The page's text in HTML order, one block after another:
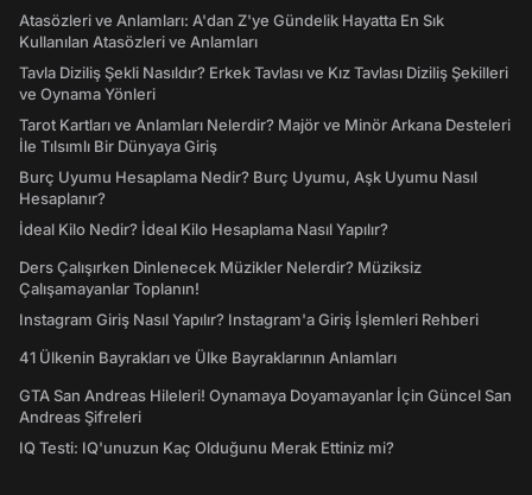
Atasözleri ve Anlamları: A'dan Z'ye Gündelik Hayatta En Sık
Kullanılan Atasözleri ve Anlamları
Tavla Diziliş Şekli Nasıldır? Erkek Tavlası ve Kız Tavlası Diziliş Şekilleri
ve Oynama Yönleri
Tarot Kartları ve Anlamları Nelerdir? Majör ve Minör Arkana Desteleri
İle Tılsımlı Bir Dünyaya Giriş
Burç Uyumu Hesaplama Nedir? Burç Uyumu, Aşk Uyumu Nasıl
Hesaplanır?
İdeal Kilo Nedir? İdeal Kilo Hesaplama Nasıl Yapılır?
Ders Çalışırken Dinlenecek Müzikler Nelerdir? Müziksiz
Çalışamayanlar Toplanın!
Instagram Giriş Nasıl Yapılır? Instagram'a Giriş İşlemleri Rehberi
41 Ülkenin Bayrakları ve Ülke Bayraklarının Anlamları
GTA San Andreas Hileleri! Oynamaya Doyamayanlar İçin Güncel San
Andreas Şifreleri
IQ Testi: IQ'unuzun Kaç Olduğunu Merak Ettiniz mi?